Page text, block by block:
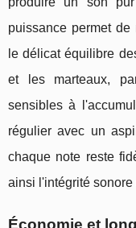
puissance permet
le délicat équilibre
et les marteaux,
sensibles à
régulier avec un
chaque note reste
ainsi l'intégrité sonore
Économie et